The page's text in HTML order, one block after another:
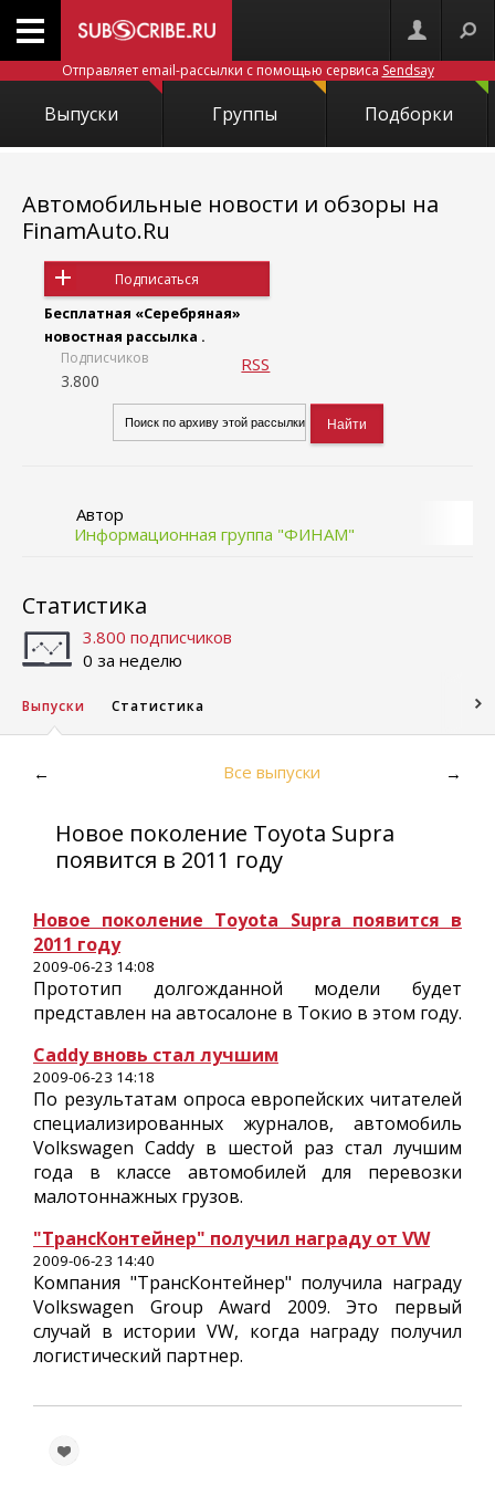
Отправляет email-рассылки с помощью сервиса Sendsay
Выпуски Группы Подборки
Автомобильные новости и обзоры на
FinamAuto.Ru
Подписаться
Бесплатная «Серебряная»
новостная рассылка .
Подписчиков
3.800
RSS
Автор
Информационная группа "ФИНАМ"
Статистика
3.800 подписчиков
0 за неделю
Выпуски Статистика
← Все выпуски →
Новое поколение Toyota Supra
появится в 2011 году
Новое поколение Toyota Supra появится в
2011 году
2009-06-23 14:08
Прототип долгожданной модели будет
представлен на автосалоне в Токио в этом году.
Caddy вновь стал лучшим
2009-06-23 14:18
По результатам опроса европейских читателей
специализированных журналов, автомобиль
Volkswagen Caddy в шестой раз стал лучшим
года в классе автомобилей для перевозки
малотоннажных грузов.
"ТрансКонтейнер" получил награду от VW
2009-06-23 14:40
Компания "ТрансКонтейнер" получила награду
Volkswagen Group Award 2009. Это первый
случай в истории VW, когда награду получил
логистический партнер.